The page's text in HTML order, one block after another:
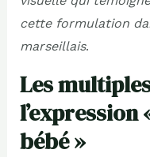
cette formulation
marseillais.
Les
l’expression
bébé »